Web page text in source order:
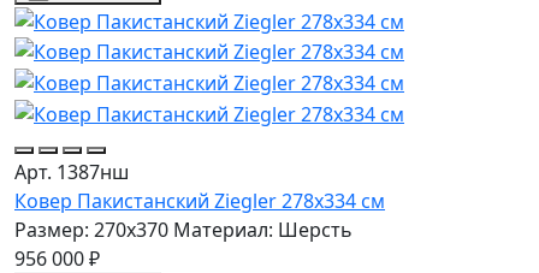
Арт. 1387нш
Ковер Пакистанский Ziegler 278x334 см
Размер: 270x370 Материал: Шерсть
956 000 ₽